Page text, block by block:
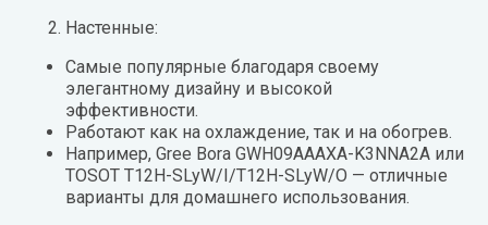
Настенные:
Самые популярные благодаря своему
элегантному дизайну и высокой
эффективности.
Работают как на охлаждение, так и на обогрев.
Например, Gree Bora GWH09AAAXA-K3NNA2A или
TOSOT T12H-SLyW/I/T12H-SLyW/O — отличные
варианты для домашнего использования.